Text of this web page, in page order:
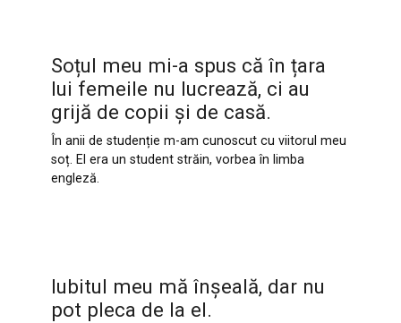
Soțul meu mi-a spus că în țara
lui femeile nu lucrează, ci au
grijă de copii și de casă.
În anii de studenție m-am cunoscut cu viitorul meu
soț. El era un student străin, vorbea în limba
engleză.
Iubitul meu mă înșeală, dar nu
pot pleca de la el.